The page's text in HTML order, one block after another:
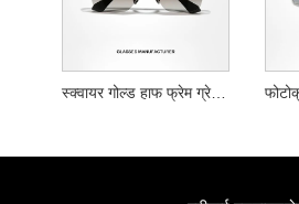
स्क्वायर गोल्ड हाफ फ्रेम ग्रेडियन्ट ब्राउन डिजाइनर सनग्लासहरू